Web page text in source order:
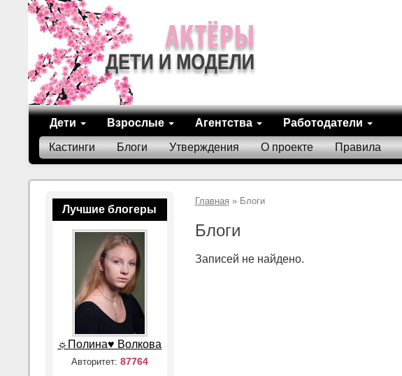
Дети Взрослые Агентства Работодатели
Кастинги Блоги Утверждения О проекте Правила
Главная » Блоги
Блоги
Записей не найдено.
Лучшие блогеры
☼Полина♥ Волкова
Авторитет: 87764